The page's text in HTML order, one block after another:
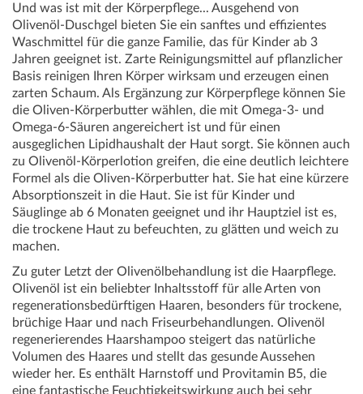
Und was ist mit der Körperpflege... Ausgehend von
Olivenöl-Duschgel bieten Sie ein sanftes und effizientes
Waschmittel für die ganze Familie, das für Kinder ab 3
Jahren geeignet ist. Zarte Reinigungsmittel auf pflanzlicher
Basis reinigen Ihren Körper wirksam und erzeugen einen
zarten Schaum. Als Ergänzung zur Körperpflege können Sie
die Oliven-Körperbutter wählen, die mit Omega-3- und
Omega-6-Säuren angereichert ist und für einen
ausgeglichen Lipidhaushalt der Haut sorgt. Sie können auch
zu Olivenöl-Körperlotion greifen, die eine deutlich leichtere
Formel als die Oliven-Körperbutter hat. Sie hat eine kürzere
Absorptionszeit in die Haut. Sie ist für Kinder und
Säuglinge ab 6 Monaten geeignet und ihr Hauptziel ist es,
die trockene Haut zu befeuchten, zu glätten und weich zu
machen.
Zu guter Letzt der Olivenölbehandlung ist die Haarpflege.
Olivenöl ist ein beliebter Inhaltsstoff für alle Arten von
regenerationsbedürftigen Haaren, besonders für trockene,
brüchige Haar und nach Friseurbehandlungen. Olivenöl
regenerierendes Haarshampoo steigert das natürliche
Volumen des Haares und stellt das gesunde Aussehen
wieder her. Es enthält Harnstoff und Provitamin B5, die
eine fantastische Feuchtigkeitswirkung auch bei sehr